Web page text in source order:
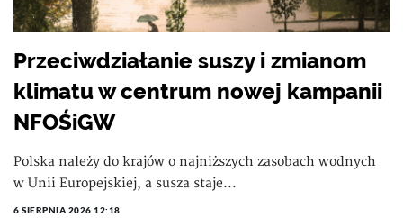
Przeciwdziałanie suszy i zmianom
klimatu w centrum nowej kampanii
NFOŚiGW
Polska należy do krajów o najniższych zasobach wodnych
w Unii Europejskiej, a susza staje...
6 SIERPNIA 2026 12:18